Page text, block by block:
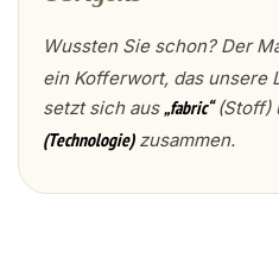
Wussten Sie schon? Der
ein Kofferwort, das unsere
setzt sich aus„fabric“(Stoff)
(Technologie)zusammen.